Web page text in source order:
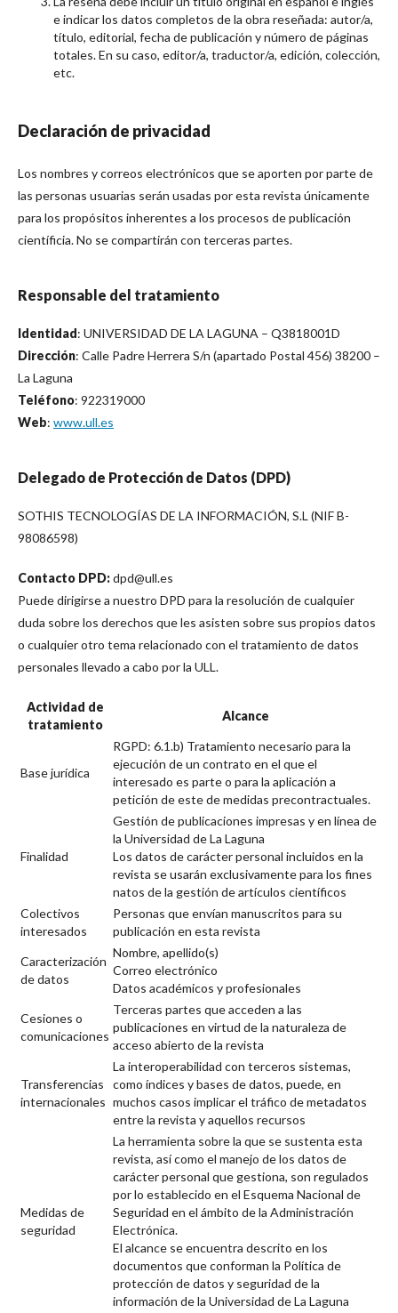
e indicar los datos completos de la obra reseñada: autor/a,
título, editorial, fecha de publicación y número de páginas
totales. En su caso, editor/a, traductor/a, edición, colección,
etc.
Declaración de privacidad
Los nombres y correos electrónicos que se aporten por parte de
las personas usuarias serán usadas por esta revista únicamente
para los propósitos inherentes a los procesos de publicación
científicia. No se compartirán con terceras partes.
Responsable del tratamiento
Identidad: UNIVERSIDAD DE LA LAGUNA – Q3818001D
Dirección: Calle Padre Herrera S/n (apartado Postal 456) 38200 –
La Laguna
Teléfono: 922319000
Web: www.ull.es
Delegado de Protección de Datos (DPD)
SOTHIS TECNOLOGÍAS DE LA INFORMACIÓN, S.L (NIF B-
98086598)
Contacto DPD:dpd@ull.es
Puede dirigirse a nuestro DPD para la resolución de cualquier
duda sobre los derechos que les asisten sobre sus propios datos
o cualquier otro tema relacionado con el tratamiento de datos
personales llevado a cabo por la ULL.
Actividad de
tratamiento
Alcance
Base jurídica
RGPD: 6.1.b) Tratamiento necesario para la
ejecución de un contrato en el que el
interesado es parte o para la aplicación a
petición de este de medidas precontractuales.
Finalidad
Gestión de publicaciones impresas y en línea de
la Universidad de La Laguna
Los datos de carácter personal incluidos en la
revista se usarán exclusivamente para los fines
natos de la gestión de artículos científicos
Colectivos
interesados
Personas que envían manuscritos para su
publicación en esta revista
Caracterización
de datos
Nombre, apellido(s)
Correo electrónico
Datos académicos y profesionales
Cesiones o
comunicaciones
Terceras partes que acceden a las
publicaciones en virtud de la naturaleza de
acceso abierto de la revista
Transferencias
internacionales
La interoperabilidad con terceros sistemas,
como índices y bases de datos, puede, en
muchos casos implicar el tráfico de metadatos
entre la revista y aquellos recursos
Medidas de
seguridad
La herramienta sobre la que se sustenta esta
revista, así como el manejo de los datos de
carácter personal que gestiona, son regulados
por lo establecido en el Esquema Nacional de
Seguridad en el ámbito de la Administración
Electrónica.
El alcance se encuentra descrito en los
documentos que conforman la Política de
protección de datos y seguridad de la
información de la Universidad de La Laguna